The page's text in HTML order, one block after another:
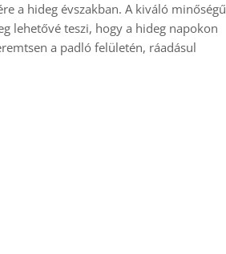
a hideg évszakban. A kiváló minőségű
lehetővé teszi, hogy a hideg napokon
a padló felületén, ráadásul